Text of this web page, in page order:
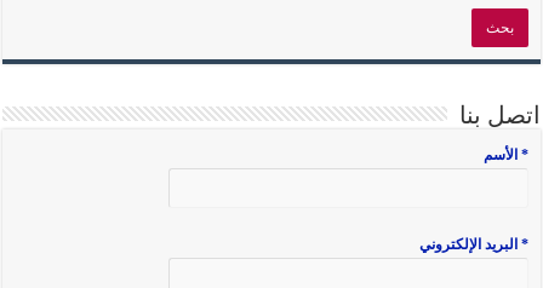
اتصل بنا
* الأسم
* البريد الإلكتروني